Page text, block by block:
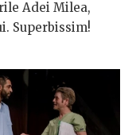
Adei Milea,
Superbissim!